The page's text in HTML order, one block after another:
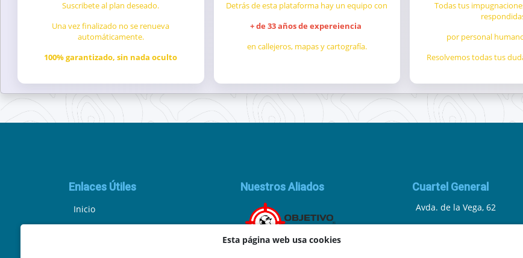
Suscribete al plan deseado.
Una vez finalizado no se renueva
automáticamente.
100% garantizado, sin nada oculto
Detrás de esta plataforma hay un equipo con
+ de 33 años de expereiencia
en callejeros, mapas y cartografía.
Todas tus
por personal
Resolvemos todas tus
Esta página web usa cookies
Enlaces Útiles
Inicio
Nuestros Aliados Cuartel General
Avda. de la Vega, 62